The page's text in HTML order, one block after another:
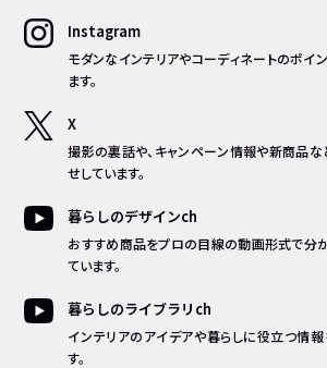
Instagram
モダンなインテリアやコーディネートのポイ
ます。
X
撮影の裏話や、キャンペーン情報や新商品
せしています。
暮らしのデザインch
おすすめ商品をプロの目線の動画形式で分
ています。
暮らしのライブラリch
インテリアのアイデアや暮らしに役立つ情
す。